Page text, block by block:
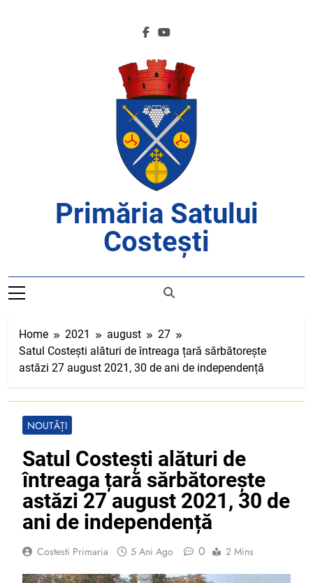
Primăria Satului
Costești
Home 2021 august
27
Satul Costești alături de întreaga țară sărbătorește
astăzi 27 august 2021, 30 de ani de independență
NOUTĂȚI
Satul Costești alături de
întreaga țară sărbătorește
astăzi 27 august 2021, 30 de
ani de independență
Costesti Primaria 5 Ani Ago 0 2 Mins